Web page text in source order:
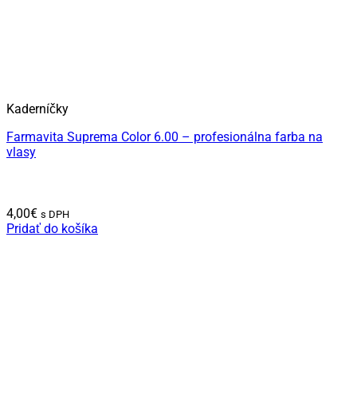
Kaderníčky
Farmavita Suprema Color 6.00 – profesionálna farba na
vlasy
4,00€ s DPH
Pridať do košíka